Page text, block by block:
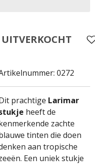
UITVERKOCHT
0272
prachtige Larimar
heeft de
zachte
tinten die doen
aan tropische
Een uniek stukje